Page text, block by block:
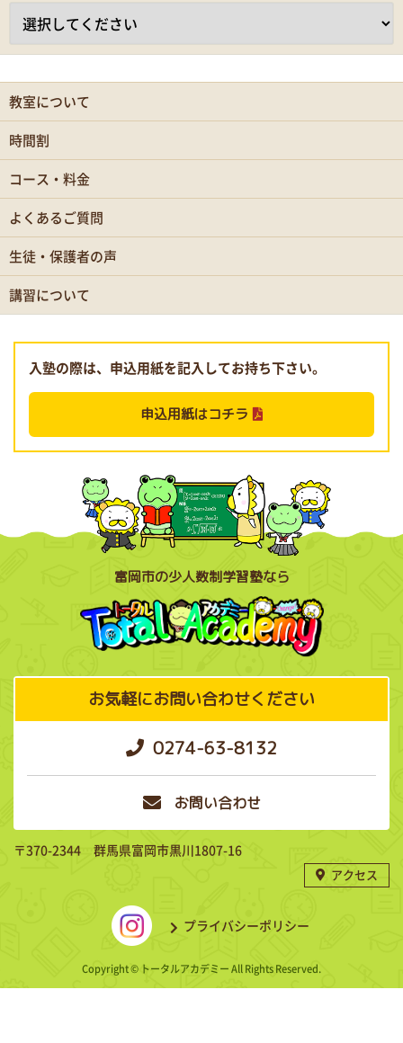
教室について
時間割
コース・料金
よくあるご質問
生徒・保護者の声
講習について
入塾の際は、申込用紙を記入してお持ち下さい。
申込用紙はコチラ
富岡市の少人数制学習塾なら
お気軽にお問い合わせください
0274-63-8132
お問い合わせ
〒370-2344 群馬県富岡市黒川1807-16
アクセス
プライバシーポリシー
Copyright © トータルアカデミー All Rights Reserved.